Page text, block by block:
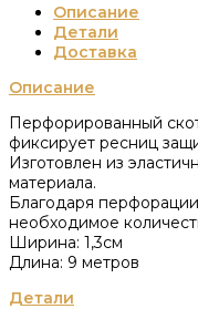
Описание
Детали
Доставка
Описание
Перфорированный
фиксирует ресниц
Изготовлен из
материала.
Благодаря
необходимое
Ширина: 1,3см
Длина: 9 метров
Детали